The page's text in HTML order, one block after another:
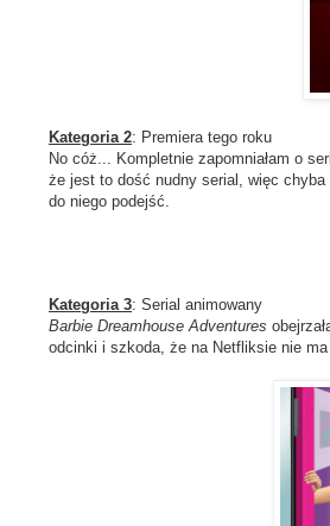
Kategoria 2: Premiera tego roku
No cóż... Kompletnie zapomniałam o
że jest to dość nudny serial, więc
do niego podejść.
Kategoria 3: Serial animowany
Barbie Dreamhouse Adventures
odcinki i szkoda, że na Netfliksie nie